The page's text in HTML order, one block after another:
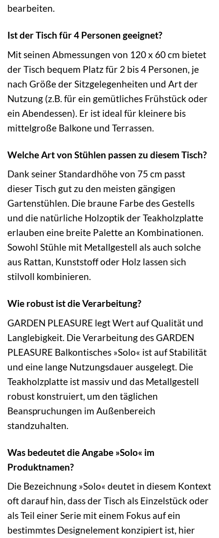
bearbeiten.
Ist der Tisch für 4 Personen geeignet?
Mit seinen Abmessungen von 120 x 60 cm bietet
der Tisch bequem Platz für 2 bis 4 Personen, je
nach Größe der Sitzgelegenheiten und Art der
Nutzung (z.B. für ein gemütliches Frühstück oder
ein Abendessen). Er ist ideal für kleinere bis
mittelgroße Balkone und Terrassen.
Welche Art von Stühlen passen zu diesem Tisch?
Dank seiner Standardhöhe von 75 cm passt
dieser Tisch gut zu den meisten gängigen
Gartenstühlen. Die braune Farbe des Gestells
und die natürliche Holzoptik der Teakholzplatte
erlauben eine breite Palette an Kombinationen.
Sowohl Stühle mit Metallgestell als auch solche
aus Rattan, Kunststoff oder Holz lassen sich
stilvoll kombinieren.
Wie robust ist die Verarbeitung?
GARDEN PLEASURE legt Wert auf Qualität und
Langlebigkeit. Die Verarbeitung des GARDEN
PLEASURE Balkontisches »Solo« ist auf Stabilität
und eine lange Nutzungsdauer ausgelegt. Die
Teakholzplatte ist massiv und das Metallgestell
robust konstruiert, um den täglichen
Beanspruchungen im Außenbereich
standzuhalten.
Was bedeutet die Angabe »Solo« im
Produktnamen?
Die Bezeichnung »Solo« deutet in diesem Kontext
oft darauf hin, dass der Tisch als Einzelstück oder
als Teil einer Serie mit einem Fokus auf ein
bestimmtes Designelement konzipiert ist, hier